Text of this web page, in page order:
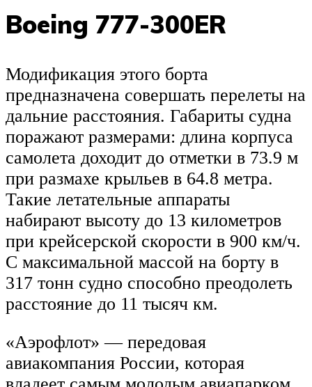
Boeing 777-300ER
Модификация этого борта
предназначена совершать перелеты на
дальние расстояния. Габариты судна
поражают размерами: длина корпуса
самолета доходит до отметки в 73.9 м
при размахе крыльев в 64.8 метра.
Такие летательные аппараты
набирают высоту до 13 километров
при крейсерской скорости в 900 км/ч.
С максимальной массой на борту в
317 тонн судно способно преодолеть
расстояние до 11 тысяч км.
«Аэрофлот» — передовая
авиакомпания России, которая